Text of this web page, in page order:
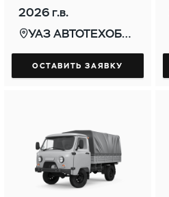
2026 г.в.
УАЗ АВТОТЕХОБСЛУЖИВАНИЕ (КОНТИ)
ОСТАВИТЬ ЗАЯВКУ